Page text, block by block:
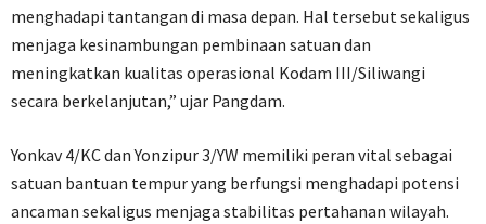
menghadapi tantangan di masa depan. Hal tersebut sekaligus
menjaga kesinambungan pembinaan satuan dan
meningkatkan kualitas operasional Kodam III/Siliwangi
secara berkelanjutan,” ujar Pangdam.
Yonkav 4/KC dan Yonzipur 3/YW memiliki peran vital sebagai
satuan bantuan tempur yang berfungsi menghadapi potensi
ancaman sekaligus menjaga stabilitas pertahanan wilayah.